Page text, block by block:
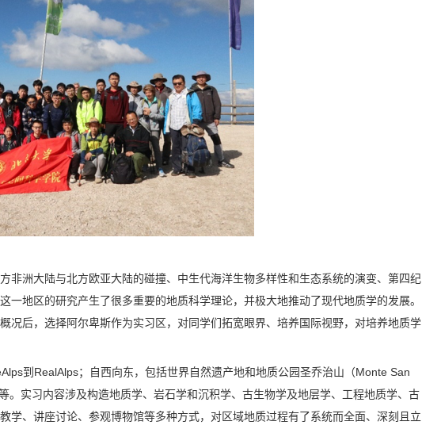
非洲大陆与北方欧亚大陆的碰撞、中生代海洋生物多样性和生态系统的演变、第四纪
地区的研究产生了很多重要的地质科学理论，并极大地推动了现代地质学的发展。
况后，选择阿尔卑斯作为实习区，对同学们拓宽眼界、培养国际视野，对培养地质学
到RealAlps；自西向东，包括世界自然遗产地和地质公园圣乔治山（Monte San
实习内容涉及构造地质学、岩石学和沉积学、古生物学及地层学、工程地质学、古
、讲座讨论、参观博物馆等多种方式，对区域地质过程有了系统而全面、深刻且立